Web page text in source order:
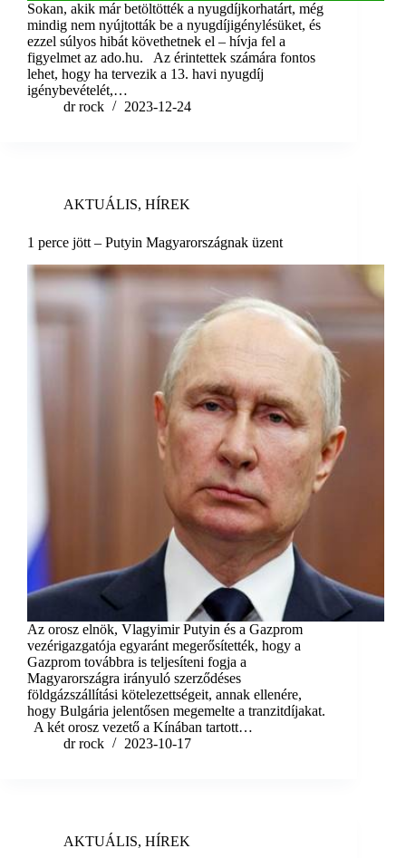
Sokan, akik már betöltötték a nyugdíjkorhatárt, még
mindig nem nyújtották be a nyugdíjigénylésüket, és
ezzel súlyos hibát követhetnek el – hívja fel a
figyelmet az ado.hu. Az érintettek számára fontos
lehet, hogy ha tervezik a 13. havi nyugdíj
igénybevételét,…
dr rock
2023-12-24
AKTUÁLIS, HÍREK
1 perce jött – Putyin Magyarországnak üzent
Az orosz elnök, Vlagyimir Putyin és a Gazprom
vezérigazgatója egyaránt megerősítették, hogy a
Gazprom továbbra is teljesíteni fogja a
Magyarországra irányuló szerződéses
földgázszállítási kötelezettségeit, annak ellenére,
hogy Bulgária jelentősen megemelte a tranzitdíjakat.
A két orosz vezető a Kínában tartott…
dr rock
2023-10-17
AKTUÁLIS, HÍREK